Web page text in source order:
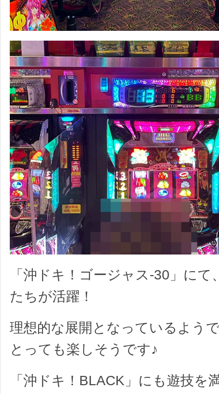
「沖ドキ！ゴージャス-30」にて
たちが活躍！
理想的な展開となっているよう
とっても楽しそうです♪
「沖ドキ！BLACK」にも遊技を